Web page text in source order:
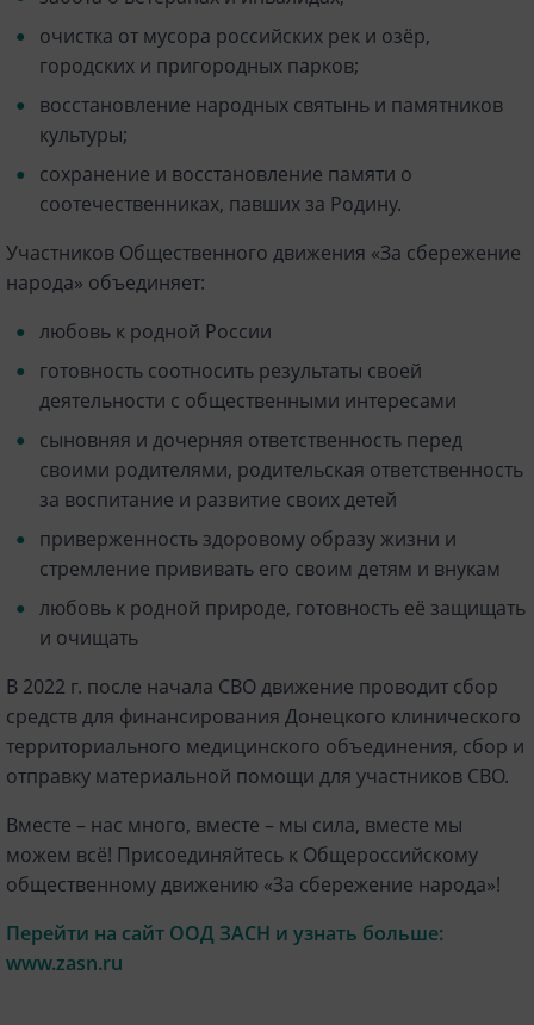
очистка от мусора российских рек и озёр,
городских и пригородных парков;
восстановление народных святынь и памятников
культуры;
сохранение и восстановление памяти о
соотечественниках, павших за Родину.
Участников Общественного движения «За сбережение
народа» объединяет:
любовь к родной России
готовность соотносить результаты своей
деятельности с общественными интересами
сыновняя и дочерняя ответственность перед
своими родителями, родительская ответственность
за воспитание и развитие своих детей
приверженность здоровому образу жизни и
стремление прививать его своим детям и внукам
любовь к родной природе, готовность её защищать
и очищать
В 2022 г. после начала СВО движение проводит сбор
средств для финансирования Донецкого клинического
территориального медицинского объединения, сбор и
отправку материальной помощи для участников СВО.
Вместе – нас много, вместе – мы сила, вместе мы
можем всё! Присоединяйтесь к Общероссийскому
общественному движению «За сбережение народа»!
Перейти на сайт ООД ЗАСН и узнать больше:
www.zasn.ru